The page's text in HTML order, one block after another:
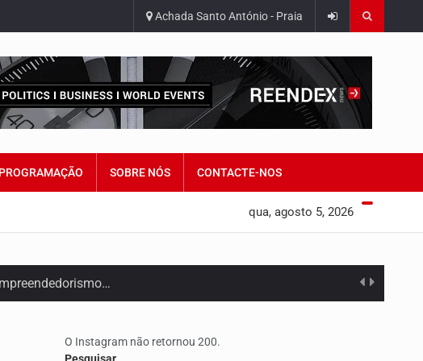
Achada Santo António - Praia
PROGRAMAÇÃO SOBRE NÓS CONTACTE-NOS
qua, agosto 5, 2026
O Instagram não retornou 200.